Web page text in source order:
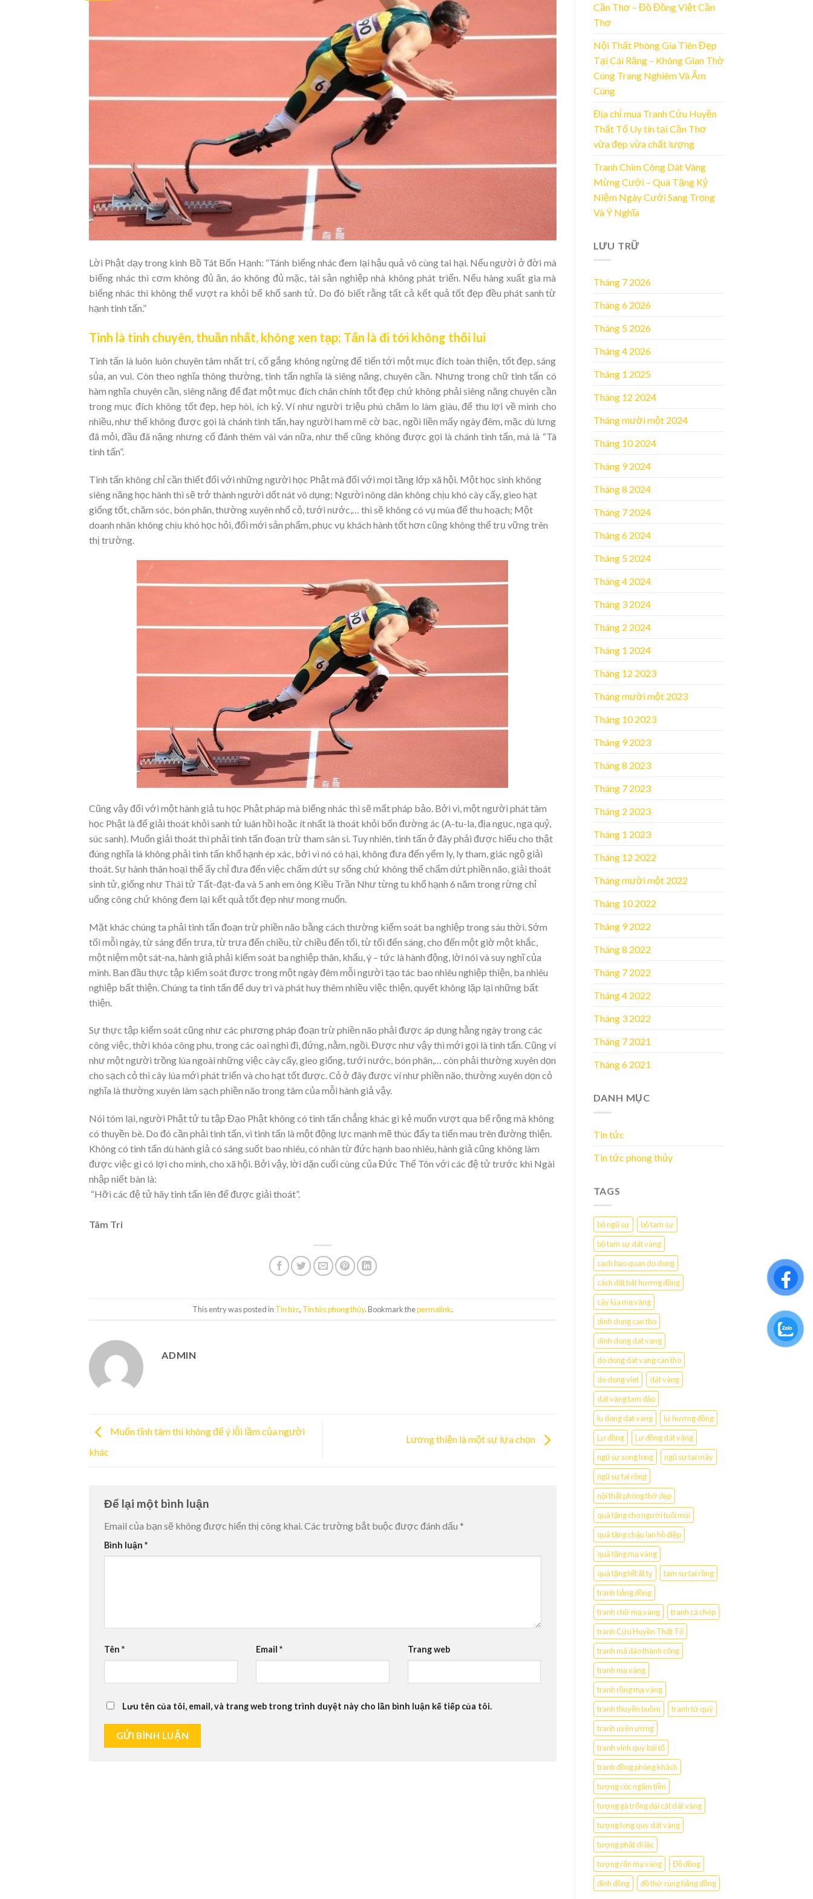
Lời Phật dạy trong kinh Bồ Tát Bổn Hạnh: “Tánh biếng nhác đem lại hậu quả vô cùng tai hại. Nếu người ở đời mà
biếng nhác thì cơm không đủ ăn, áo không đủ mặc, tài sản nghiệp nhà không phát triển. Nếu hàng xuất gia mà
biếng nhác thì không thể vượt ra khỏi bể khổ sanh tử. Do đó biết rằng tất cả kết quả tốt đẹp đều phát sanh từ
hạnh tinh tấn.”
Tinh là tinh chuyên, thuần nhất, không xen tạp; Tấn là đi tới không thối lui
Tinh tấn là luôn luôn chuyên tâm nhất trí, cố gắng không ngừng để tiến tới một mục đích toàn thiện, tốt đẹp, sáng
sủa, an vui. Còn theo nghĩa thông thường, tinh tấn nghĩa là siêng năng, chuyên cần. Nhưng trong chữ tinh tấn có
hàm nghĩa chuyên cần, siêng năng để đạt một mục đích chân chính tốt đẹp chứ không phải siêng năng chuyên cần
trong mục đích không tốt đẹp, hẹp hòi, ích kỷ. Ví như người triệu phú chăm lo làm giàu, để thu lợi về mình cho
nhiều, như thế không được gọi là chánh tinh tấn, hay người ham mê cờ bạc, ngồi liền mấy ngày đêm, mặc dù lưng
đã mỏi, đầu đã nặng nhưng cố đánh thêm vài ván nữa, như thế cũng không được gọi là chánh tinh tấn, mà là “Tà
tinh tấn”.
Tinh tấn không chỉ cần thiết đối với những người học Phật mà đối với mọi tầng lớp xã hội. Một học sinh không
siêng năng học hành thì sẽ trở thành người dốt nát vô dụng; Người nông dân không chịu khó cày cấy, gieo hạt
giống tốt, chăm sóc, bón phân, thường xuyên nhổ cỏ, tưới nước,… thì sẽ không có vụ mùa để thu hoạch; Một
doanh nhân không chịu khó học hỏi, đổi mới sản phẩm, phục vụ khách hành tốt hơn cũng không thể trụ vững trên
thị trường.
Cũng vậy đối với một hành giả tu học Phật pháp mà biếng nhác thì sẽ mất pháp bảo. Bởi vì, một người phát tâm
học Phật là để giải thoát khỏi sanh tử luân hồi hoặc ít nhất là thoát khỏi bốn đường ác (A-tu-la, địa ngục, ngạ quỷ,
súc sanh). Muốn giải thoát thì phải tinh tấn đoạn trừ tham sân si. Tuy nhiên, tinh tấn ở đây phải được hiểu cho thật
đúng nghĩa là không phải tinh tấn khổ hạnh ép xác, bởi vì nó có hại, không đưa đến yểm ly, ly tham, giác ngộ giải
thoát. Sự hành thân hoại thể ấy chỉ đưa đến việc chấm dứt sự sống chứ không thể chấm dứt phiền não, giải thoát
sinh tử, giống như Thái tử Tất-đạt-đa và 5 anh em ông Kiều Trần Như từng tu khổ hạnh 6 năm trong rừng chỉ
uổng công chứ không đem lại kết quả tốt đẹp như mong muốn.
Mặt khác chúng ta phải tinh tấn đoạn trừ phiền não bằng cách thường kiểm soát ba nghiệp trong sáu thời. Sớm
tối mỗi ngày, từ sáng đến trưa, từ trưa đến chiều, từ chiều đến tối, từ tối đến sáng, cho đến một giờ một khắc,
một niệm một sát-na, hành giả phải kiểm soát ba nghiệp thân, khẩu, ý – tức là hành động, lời nói và suy nghĩ của
mình. Ban đầu thực tập kiểm soát được trong một ngày đêm mỗi người tạo tác bao nhiêu nghiệp thiện, ba nhiêu
nghiệp bất thiện. Chúng ta tinh tấn để duy trì và phát huy thêm nhiều việc thiện, quyết không lặp lại những bất
thiện.
Sự thực tập kiểm soát cũng như các phương pháp đoạn trừ phiền não phải được áp dụng hằng ngày trong các
công việc, thời khóa công phu, trong các oai nghi đi, đứng, nằm, ngồi. Được như vậy thì mới gọi là tinh tấn. Cũng ví
như một người trồng lúa ngoài những việc cày cấy, gieo giống, tưới nước, bón phân,… còn phải thường xuyên dọn
cho sạch cỏ thì cây lúa mới phát triển và cho hạt tốt được. Cỏ ở đây được ví như phiền não, thường xuyên dọn cỏ
nghĩa là thường xuyên làm sạch phiền não trong tâm của mỗi hành giả vậy.
Nói tóm lại, người Phật tử tu tập Đạo Phật không có tinh tấn chẳng khác gì kẻ muốn vượt qua bể rộng mà không
có thuyền bè. Do đó cần phải tinh tấn, vì tinh tấn là một động lực mạnh mẽ thúc đẩy ta tiến mau trên đường thiện.
Không có tinh tấn dù hành giả có sáng suốt bao nhiêu, có nhân từ đức hạnh bao nhiêu, hành giả cũng không làm
được việc gì có lợi cho mình, cho xã hội. Bởi vậy, lời dặn cuối cùng của Đức Thế Tôn với các đệ tử trước khi Ngài
nhập niết bàn là:
“Hỡi các đệ tử hãy tinh tấn lên để được giải thoát”.
Tâm Tri
This entry was posted in Tin tức, Tin tức phong thủy. Bookmark thepermalink.
ADMIN
Muốn tĩnh tâm thì không để ý lỗi lầm của người
khác
Lương thiện là một sự lựa chọn
Để lại một bình luận
Email của bạn sẽ không được hiển thị công khai.Các trường bắt buộc được đánh dấu *
Bình luận *
Tên * Email * Trang web
Lưu tên của tôi, email, và trang web trong trình duyệt này cho lần bình luận kế tiếp của tôi.
Cần Thơ – Đồ Đồng Việt Cần
Thơ
Nội Thất Phòng Gia Tiên Đẹp
Tại Cái Răng – Không Gian Thờ
Cúng Trang Nghiêm Và Ấm
Cúng
Địa chỉ mua Tranh Cửu Huyền
Thất Tổ Uy tín tại Cần Thơ
vừa đẹp vừa chất lượng
Tranh Chim Công Dát Vàng
Mừng Cưới – Quà Tặng Kỷ
Niệm Ngày Cưới Sang Trọng
Và Ý Nghĩa
LƯU TRỮ
Tháng 7 2026
Tháng 6 2026
Tháng 5 2026
Tháng 4 2026
Tháng 1 2025
Tháng 12 2024
Tháng mười một 2024
Tháng 10 2024
Tháng 9 2024
Tháng 8 2024
Tháng 7 2024
Tháng 6 2024
Tháng 5 2024
Tháng 4 2024
Tháng 3 2024
Tháng 2 2024
Tháng 1 2024
Tháng 12 2023
Tháng mười một 2023
Tháng 10 2023
Tháng 9 2023
Tháng 8 2023
Tháng 7 2023
Tháng 2 2023
Tháng 1 2023
Tháng 12 2022
Tháng mười một 2022
Tháng 10 2022
Tháng 9 2022
Tháng 8 2022
Tháng 7 2022
Tháng 4 2022
Tháng 3 2022
Tháng 7 2021
Tháng 6 2021
DANH MỤC
Tin tức
Tin tức phong thủy
TAGS
bộ ngũ sự
bộ tam sự
bộ tam sự dát vàng
cach bao quan do dong
cách đặt bát hương đồng
cây lúa mạ vàng
dinh dong can tho
dinh dong dat vang
do dong dat vang can tho
do dong viet
dát vàng
dát vàng tam đảo
lu dong dat vang
lư hương đồng
Lư đồng
Lư đồng dát vàng
ngũ sự song long
ngũ sự tai mây
ngũ sự tai rồng
nội thất phòng thờ đẹp
quà tặng cho người tuổi mùi
quà tặng chậu lan hồ điệp
quà tặng mạ vàng
quà tặng tết ất tỵ
tam sự tai rồng
tranh bằng đồng
tranh chữ mạ vàng
tranh cá chép
tranh Cửu Huyền Thất Tổ
tranh mã đáo thành công
tranh mạ vàng
tranh rồng mạ vàng
tranh thuyền buồm
tranh tứ quý
tranh uyên ương
tranh vinh quy bái tổ
tranh đồng phòng khách
tượng cóc ngậm tiền
tượng gà trống đại cát dát vàng
tượng long quy dát vàng
tượng phật di lặc
tượng rắn mạ vàng
Đồ đồng
đỉnh đồng
đồ thờ cúng bằng đồng